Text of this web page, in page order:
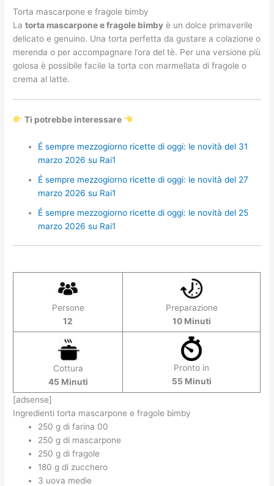
Torta mascarpone e fragole bimby
Latorta mascarpone e fragole bimby è un dolce primaverile
delicato e genuino. Una torta perfetta da gustare a colazione o
merenda o per accompagnare l’ora del tè. Per una versione più
golosa è possibile facile la torta con marmellata di fragole o
crema al latte.
Ti potrebbe interessare
É sempre mezzogiorno ricette di oggi: le novità del 31
marzo 2026 su Rai1
É sempre mezzogiorno ricette di oggi: le novità del 27
marzo 2026 su Rai1
É sempre mezzogiorno ricette di oggi: le novità del 25
marzo 2026 su Rai1
Persone
12
Preparazione
10 Minuti
Cottura
45 Minuti
Pronto in
55 Minuti
[adsense]
Ingredienti torta mascarpone e fragole bimby
250 g di farina 00
250 g di mascarpone
250 g di fragole
180 g di zucchero
3 uova medie